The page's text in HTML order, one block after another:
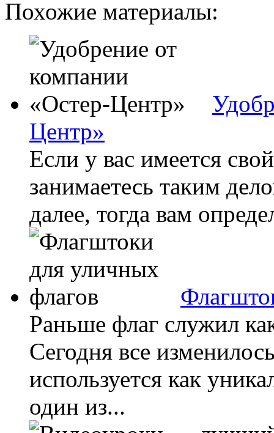
Похожие материалы:
Центр»
Если у вас имеется
занимаетесь таким
далее, тогда вам
Раньше флаг служил
Сегодня все
используется как
один из...